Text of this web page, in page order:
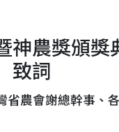
神農獎頒獎
致詞
農會謝總幹事、